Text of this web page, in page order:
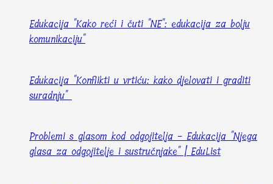
Edukacija "Kako reći i čuti "NE": edukacija za bolju
komunikaciju"
Edukacija "Konflikti u vrtiću: kako djelovati i graditi
suradnju"
Problemi s glasom kod odgojitelja - Edukacija "Njega
glasa za odgojitelje i sustručnjake" | EduList